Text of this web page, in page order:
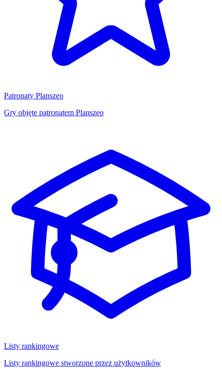
Patronaty Planszeo
Gry objęte patronatem Planszeo
Listy rankingowe
Listy rankingowe stworzone przez użytkowników